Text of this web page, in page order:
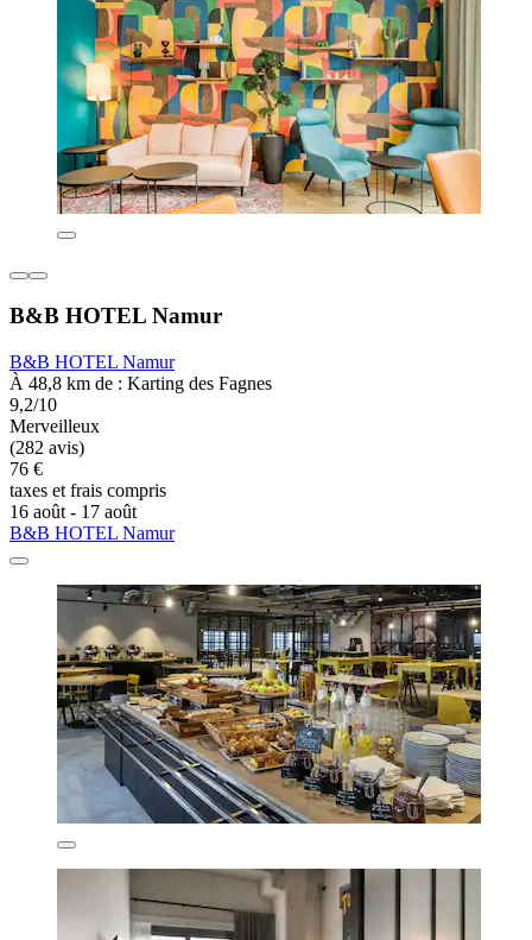
B&B HOTEL Namur
B&B HOTEL Namur
À 48,8 km de : Karting des Fagnes
9,2/10
Merveilleux
(282 avis)
76 €
taxes et frais compris
16 août - 17 août
B&B HOTEL Namur